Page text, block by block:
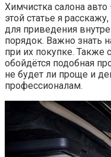
Химчистка салона
этой статье я
для приведения
порядок. Важно знать
при их покупке. Также
обойдётся подобная
не будет ли проще и
профессионалам.